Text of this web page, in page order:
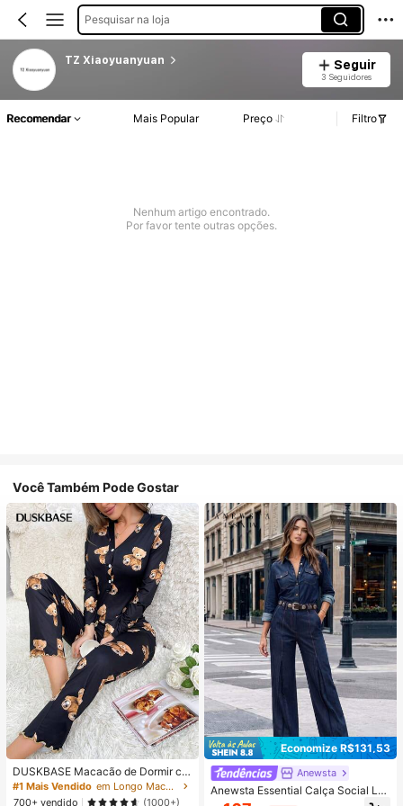
Pesquisar na loja
TZ Xiaoyuanyuan Seguir
3 Seguidores
Recomendar Mais Popular Preço Filtro
Nenhum artigo encontrado.
Por favor tente outras opções.
Você Também Pode Gostar
DUSKBASE Macacão de Dormir co
m Botões e Babado Estampa de Urs
o, Detalhes Aconchegantes e Elega
#1 Mais Vendido
em Longo Macacões femininos
700+ vendido
(1000+)
Economize R$131,53
Anewsta
Anewsta Essential Calça Social Lo
nga Feminina Nova, Profissional, C